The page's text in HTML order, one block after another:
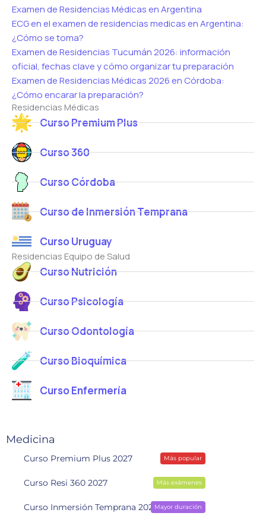
Examen de Residencias Médicas en Argentina
ECG en el examen de residencias medicas en Argentina:
¿Cómo se toma?
Examen de Residencias Tucumán 2026: información
oficial, fechas clave y cómo organizar tu preparación
Examen de Residencias Médicas 2026 en Córdoba:
¿Cómo encarar la preparación?
Residencias Médicas
Curso Premium Plus
Curso 360
Curso Córdoba
Curso de Inmersión Temprana
Curso Uruguay
Residencias Equipo de Salud
Curso Nutrición
Curso Psicología
Curso Odontología
Curso Bioquímica
Curso Enfermería
Medicina
Curso Premium Plus 2027 Más popular
Curso Resi 360 2027 Más exámenes
Curso Inmersión Temprana 2028Mayor duración